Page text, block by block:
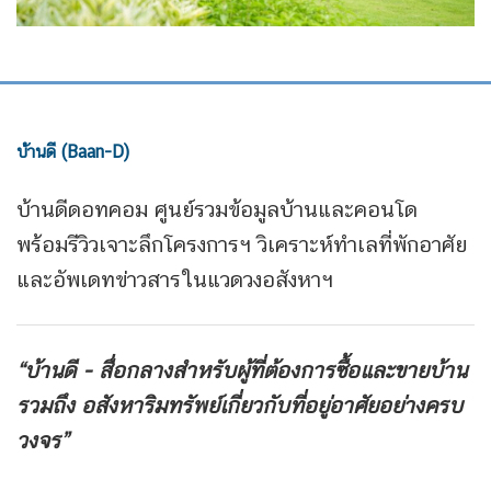
บ้านดี (Baan-D)
บ้านดีดอทคอม ศูนย์รวมข้อมูลบ้านและคอนโด
พร้อมรีวิวเจาะลึกโครงการฯ วิเคราะห์ทำเลที่พักอาศัย
และอัพเดทข่าวสารในแวดวงอสังหาฯ
“บ้านดี - สื่อกลางสำหรับผู้ที่ต้องการซื้อและขายบ้าน
รวมถึง อสังหาริมทรัพย์เกี่ยวกับที่อยู่อาศัยอย่างครบ
วงจร”